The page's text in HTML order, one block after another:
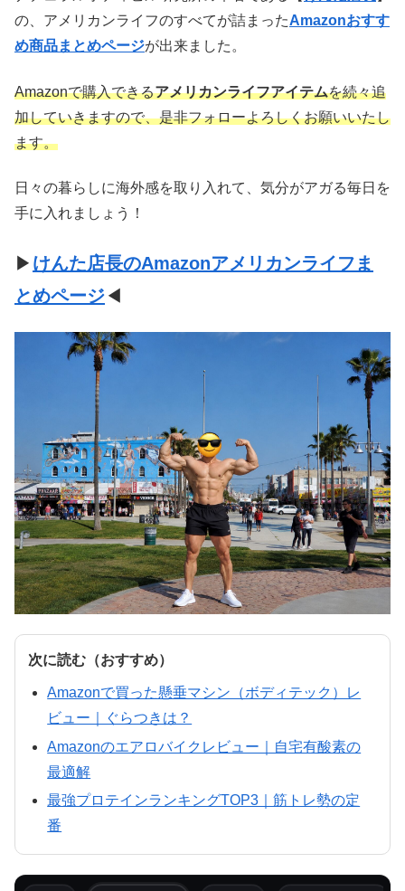
の、アメリカンライフのすべてが詰まったAmazonおすす
め商品まとめページが出来ました。
Amazonで購入できるアメリカンライフアイテムを続々追
加していきますので、是非フォローよろしくお願いいたし
ます。
日々の暮らしに海外感を取り入れて、気分がアガる毎日を
手に入れましょう！
▶ けんた店長のAmazonアメリカンライフま
とめページ◀
次に読む（おすすめ）
Amazonで買った懸垂マシン（ボディテック）レ
ビュー｜ぐらつきは？
Amazonのエアロバイクレビュー｜自宅有酸素の
最適解
最強プロテインランキングTOP3｜筋トレ勢の定
番